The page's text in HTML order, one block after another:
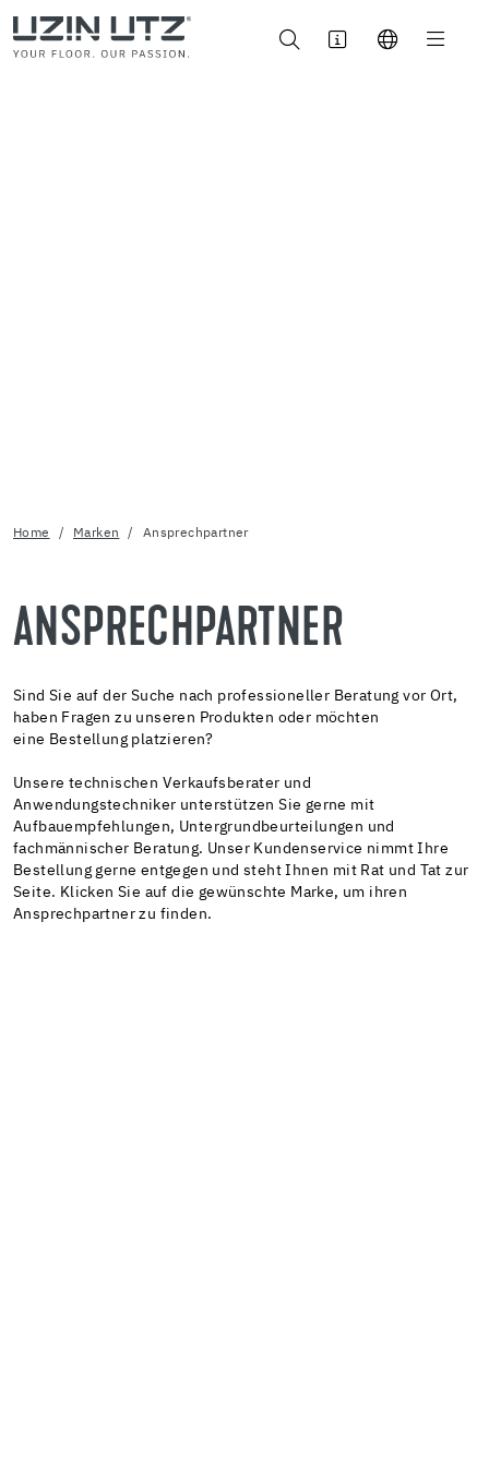
Home Marken Ansprechpartner
ANSPRECHPARTNER
Sind Sie auf der Suche nach professioneller Beratung vor Ort,
haben Fragen zu unseren Produkten oder möchten
eine Bestellung platzieren?
Unsere technischen Verkaufsberater und
Anwendungstechniker unterstützen Sie gerne mit
Aufbauempfehlungen, Untergrundbeurteilungen und
fachmännischer Beratung. Unser Kundenservice nimmt Ihre
Bestellung gerne entgegen und steht Ihnen mit Rat und Tat zur
Seite. Klicken Sie auf die gewünschte Marke, um ihren
Ansprechpartner zu finden.